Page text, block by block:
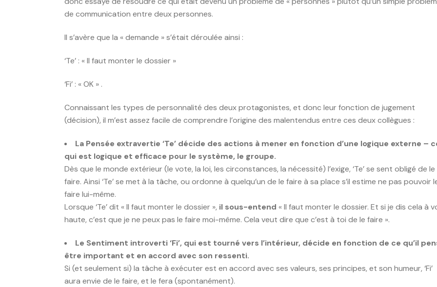
de communication entre deux personnes.
Il s’avère que la « demande » s’était déroulée ainsi :
‘Te’ : « Il faut monter le dossier »
‘Fi’ : « OK » .
Connaissant les types de personnalité des deux protagonistes, et donc leur fonction de jugement
(décision), il m’est assez facile de comprendre l’origine des malentendus entre ces deux collègues :
La Pensée extravertie ‘Te’ décide des actions à mener en fonction d’une logique externe –
qui est logique et efficace pour le système, le groupe.
Dès que le monde extérieur (le vote, la loi, les circonstances, la nécessité) l’exige, ‘Te’ se sent obligé de le
faire. Ainsi ‘Te’ se met à la tâche, ou ordonne à quelqu’un de le faire à sa place s’il estime ne pas pouvoir
faire lui-même.
Lorsque ‘Te’ dit « Il faut monter le dossier », il sous-entend « Il faut monter le dossier. Et si je dis cela à
haute, c’est que je ne peux pas le faire moi-même. Cela veut dire que c’est à toi de le faire ».
Le Sentiment introverti ‘Fi’, qui est tourné vers l’intérieur, décide en fonction de ce qu’il
être important et en accord avec son ressenti.
Si (et seulement si) la tâche à exécuter est en accord avec ses valeurs, ses principes, et son humeur, ‘Fi’
aura envie de le faire, et le fera (spontanément).